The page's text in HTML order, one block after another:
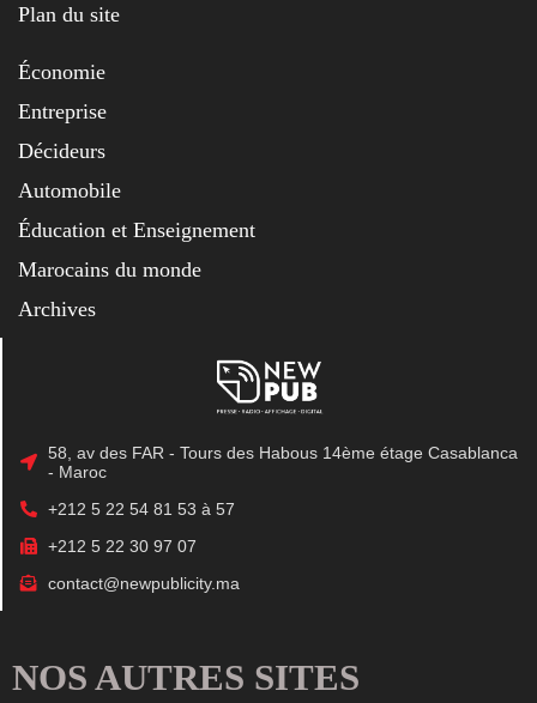
Plan du site
Économie
Entreprise
Décideurs
Automobile
Éducation et Enseignement
Marocains du monde
Archives
58, av des FAR - Tours des Habous 14ème étage Casablanca
- Maroc
+212 5 22 54 81 53 à 57
+212 5 22 30 97 07
contact@newpublicity.ma
NOS AUTRES SITES